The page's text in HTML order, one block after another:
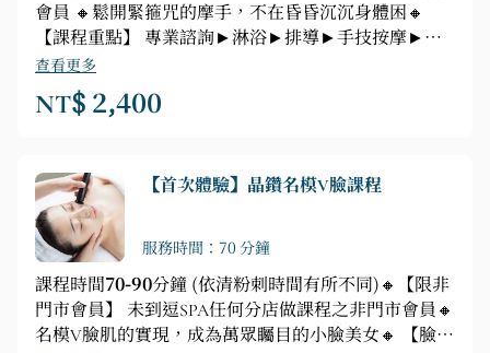
會員 🔸鬆開緊箍咒的摩手，不在昏昏沉沉身體困🔸
【課程重點】 專業諮詢►淋浴►排導►手技按摩►耳
燭淨化
查看更多
NT$ 2,400
【首次體驗】晶鑽名模V臉課程
服務時間：70 分鐘
課程時間70-90分鐘 (依清粉刺時間有所不同)🔸【限非
門市會員】 未到逗SPA任何分店做課程之非門市會員🔸
名模V臉肌的實現，成為萬眾矚目的小臉美女🔸 【臉部